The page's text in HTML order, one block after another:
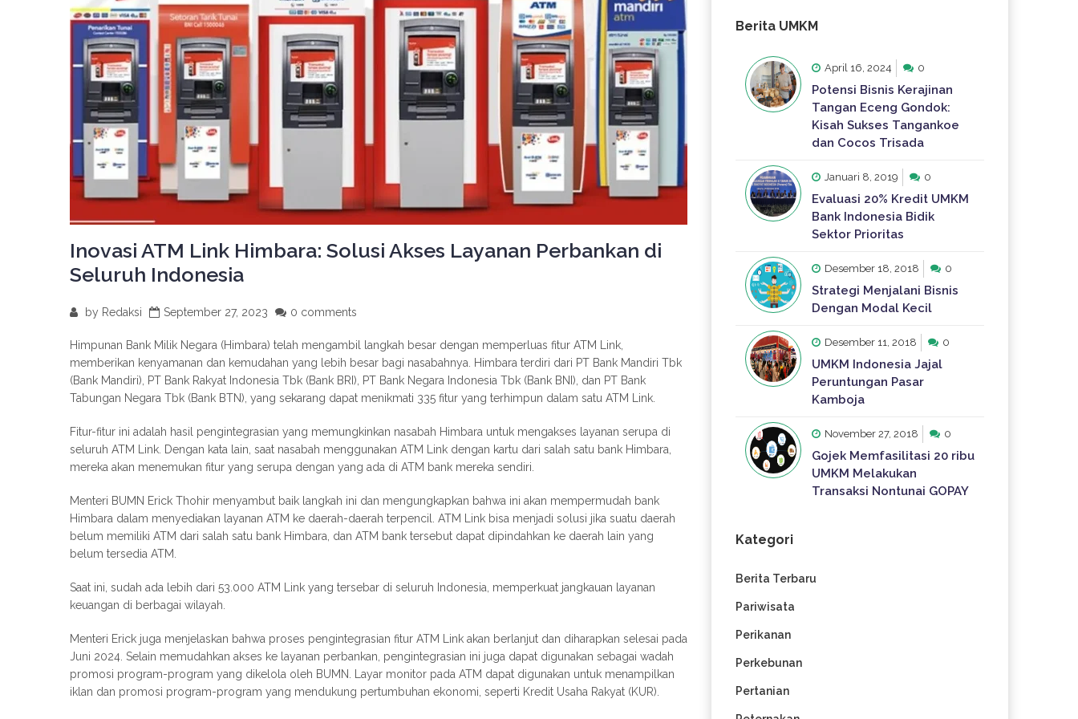
Inovasi ATM Link Himbara: Solusi Akses Layanan Perbankan di
Seluruh Indonesia
by Redaksi September 27, 2023 0 comments
Himpunan Bank Milik Negara (Himbara) telah mengambil langkah besar dengan memperluas fitur ATM Link,
memberikan kenyamanan dan kemudahan yang lebih besar bagi nasabahnya. Himbara terdiri dari PT Bank Mandiri Tbk
(Bank Mandiri), PT Bank Rakyat Indonesia Tbk (Bank BRI), PT Bank Negara Indonesia Tbk (Bank BNI), dan PT Bank
Tabungan Negara Tbk (Bank BTN), yang sekarang dapat menikmati 335 fitur yang terhimpun dalam satu ATM Link.
Fitur-fitur ini adalah hasil pengintegrasian yang memungkinkan nasabah Himbara untuk mengakses layanan serupa di
seluruh ATM Link. Dengan kata lain, saat nasabah menggunakan ATM Link dengan kartu dari salah satu bank Himbara,
mereka akan menemukan fitur yang serupa dengan yang ada di ATM bank mereka sendiri.
Menteri BUMN Erick Thohir menyambut baik langkah ini dan mengungkapkan bahwa ini akan mempermudah bank
Himbara dalam menyediakan layanan ATM ke daerah-daerah terpencil. ATM Link bisa menjadi solusi jika suatu daerah
belum memiliki ATM dari salah satu bank Himbara, dan ATM bank tersebut dapat dipindahkan ke daerah lain yang
belum tersedia ATM.
Saat ini, sudah ada lebih dari 53.000 ATM Link yang tersebar di seluruh Indonesia, memperkuat jangkauan layanan
keuangan di berbagai wilayah.
Menteri Erick juga menjelaskan bahwa proses pengintegrasian fitur ATM Link akan berlanjut dan diharapkan selesai pada
Juni 2024. Selain memudahkan akses ke layanan perbankan, pengintegrasian ini juga dapat digunakan sebagai wadah
promosi program-program yang dikelola oleh BUMN. Layar monitor pada ATM dapat digunakan untuk menampilkan
iklan dan promosi program-program yang mendukung pertumbuhan ekonomi, seperti Kredit Usaha Rakyat (KUR).
Berita UMKM
April 16, 2024 0
Potensi Bisnis Kerajinan
Tangan Eceng Gondok:
Kisah Sukses Tangankoe
dan Cocos Trisada
Januari 8, 2019 0
Evaluasi 20% Kredit UMKM
Bank Indonesia Bidik
Sektor Prioritas
Desember 18, 2018 0
Strategi Menjalani Bisnis
Dengan Modal Kecil
Desember 11, 2018 0
UMKM Indonesia Jajal
Peruntungan Pasar
Kamboja
November 27, 2018 0
Gojek Memfasilitasi 20 ribu
UMKM Melakukan
Transaksi Nontunai GOPAY
Kategori
Berita Terbaru
Pariwisata
Perikanan
Perkebunan
Pertanian